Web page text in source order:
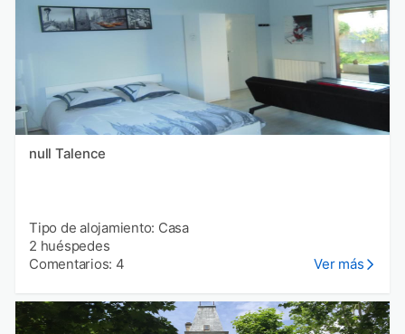
null Talence
Tipo de alojamiento: Casa
2 huéspedes
Comentarios: 4
Ver más